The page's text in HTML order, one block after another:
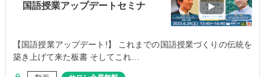
国語授業アップデートセミナ
【国語授業アップデート!】 これまでの国語授業づくりの伝統を
築き上げて来た板書 そしてこれ…